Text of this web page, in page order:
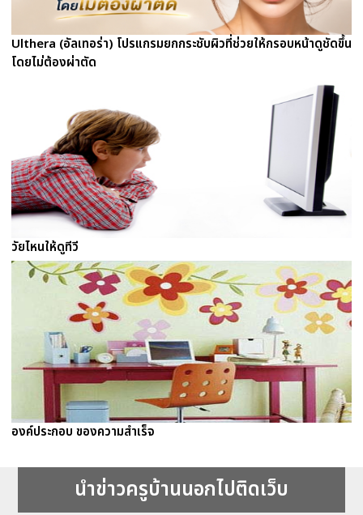
Ulthera (อัลเทอร่า) โปรแกรมยกกระชับผิวที่ช่วยให้กรอบหน้าดูชัดขึ้น
โดยไม่ต้องผ่าตัด
วัยไหนให้ดูทีวี
องค์ประกอบ ของความสำเร็จ
นำข่าวครูบ้านนอกไปติดเว็บ